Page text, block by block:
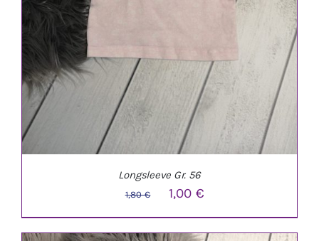
Longsleeve Gr. 56
1,80€
Ursprünglicher
Preis
1,00€
Preis